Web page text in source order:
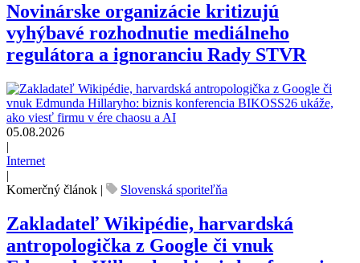
Novinárske organizácie kritizujú
vyhýbavé rozhodnutie mediálneho
regulátora a ignoranciu Rady STVR
05.08.2026
|
Internet
|
Komerčný článok | Slovenská sporiteľňa
Zakladateľ Wikipédie, harvardská
antropologička z Google či vnuk